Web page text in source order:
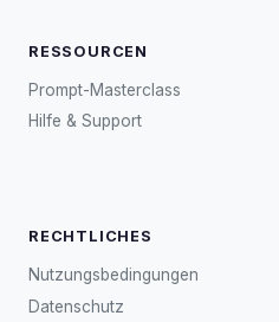
RESSOURCEN
Prompt-Masterclass
Hilfe & Support
RECHTLICHES
Nutzungsbedingungen
Datenschutz